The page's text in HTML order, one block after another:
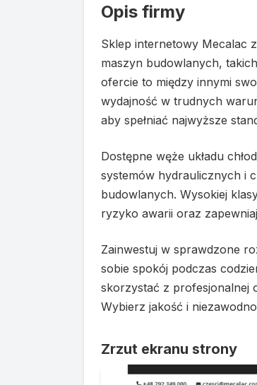
Opis firmy
Sklep internetowy Mecalac
maszyn budowlanych,
ofercie to między innymi
wydajność w trudnych
aby spełniać najwyższe
Dostępne węże układu
systemów hydraulicznych i
budowlanych. Wysokiej
ryzyko awarii oraz
Zainwestuj w sprawdzone
sobie spokój podczas
skorzystać z profesjonalnej
Wybierz jakość i
Zrzut ekranu strony